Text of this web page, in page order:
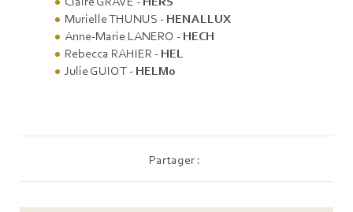
Murielle THUNUS - HENALLUX
Anne-Marie LANERO - HECH
Rebecca RAHIER -HEL
Julie GUIOT -HELMo
Partager :